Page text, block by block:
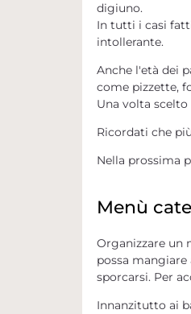
digiuno.
In tutti i casi
intollerante.
Anche l'età dei
come pizzette,
Una volta
Ricordati che
Nella prossima
Menù
Organizzare un
possa
sporcarsi. Per
Innanzitutto ai